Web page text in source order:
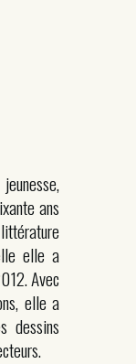
ans
elle a
Avec
elle a
dessins